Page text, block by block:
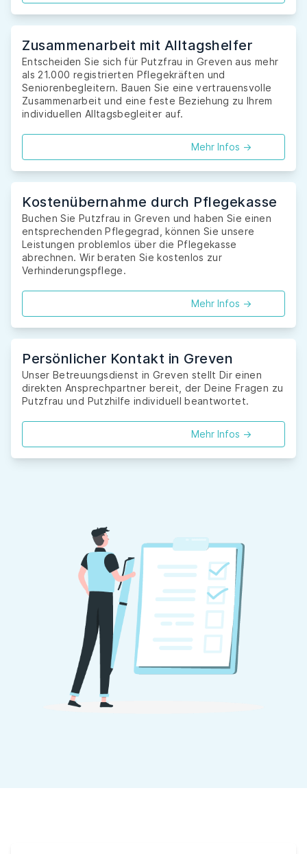
Zusammenarbeit mit Alltagshelfer
Entscheiden Sie sich für Putzfrau in Greven aus mehr
als 21.000 registrierten Pflegekräften und
Seniorenbegleitern. Bauen Sie eine vertrauensvolle
Zusammenarbeit und eine feste Beziehung zu Ihrem
individuellen Alltagsbegleiter auf.
Mehr Infos ->
Kostenübernahme durch Pflegekasse
Buchen Sie Putzfrau in Greven und haben Sie einen
entsprechenden Pflegegrad, können Sie unsere
Leistungen problemlos über die Pflegekasse
abrechnen. Wir beraten Sie kostenlos zur
Verhinderungspflege.
Mehr Infos ->
Persönlicher Kontakt in Greven
Unser Betreuungsdienst in Greven stellt Dir einen
direkten Ansprechpartner bereit, der Deine Fragen zu
Putzfrau und Putzhilfe individuell beantwortet.
Mehr Infos ->